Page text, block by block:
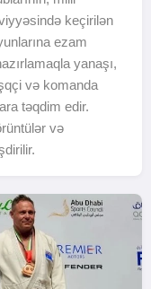
keçirilən
ezam
yanaşı,
və komanda
təqdim edir.
və